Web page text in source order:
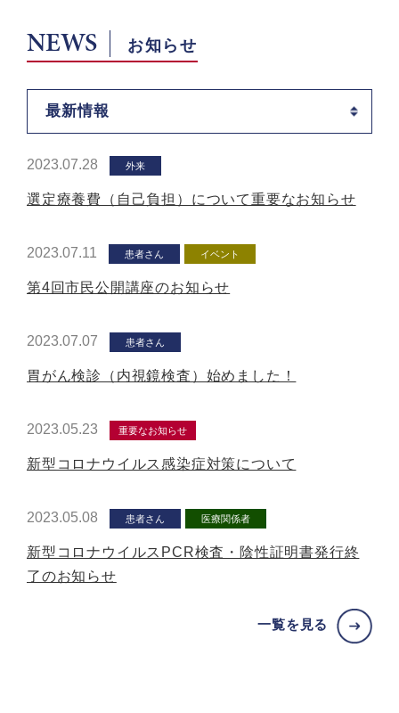
NEWS お知らせ
最新情報
2023.07.28 外来
選定療養費（自己負担）について重要なお知らせ
2023.07.11 患者さん イベント
第4回市民公開講座のお知らせ
2023.07.07 患者さん
胃がん検診（内視鏡検査）始めました！
2023.05.23 重要なお知らせ
新型コロナウイルス感染症対策について
2023.05.08 患者さん 医療関係者
新型コロナウイルスPCR検査・陰性証明書発行終
了のお知らせ
一覧を見る